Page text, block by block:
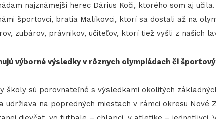
najznámejší herec Dárius Koči, ktorého som aj
športovci, bratia Malíkovci, ktorí sa dostali až na
zubárov, právnikov, učiteľov, ktorí tiež vyšli z našich
výborné výsledky v rôznych olympiádach či
školy sú porovnateľné s výsledkami okolitých
udržiava na popredných miestach v rámci okresu Nové